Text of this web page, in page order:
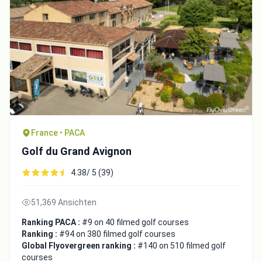
France • PACA
Golf du Grand Avignon
4.38/ 5 (39)
51,369 Ansichten
Ranking PACA : #9 on 40 filmed golf courses
Ranking : #94 on 380 filmed golf courses
Global Flyovergreen ranking : #140 on 510 filmed golf
courses